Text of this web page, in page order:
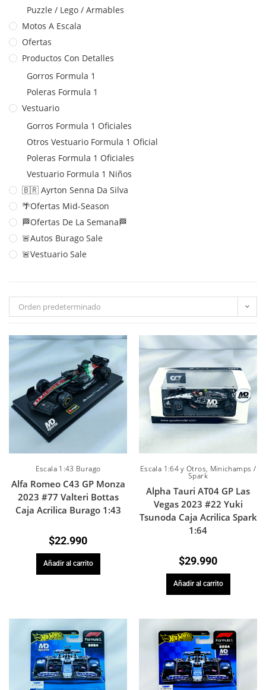
Puzzle / Lego / Armables
Motos A Escala
Ofertas
Productos Con Detalles
Gorros Formula 1
Poleras Formula 1
Vestuario
Gorros Formula 1 Oficiales
Otros Vestuario Formula 1 Oficial
Poleras Formula 1 Oficiales
Vestuario Formula 1 Niños
🇧🇷 Ayrton Senna Da Silva
🌴Ofertas Mid-Season
🏁Ofertas De La Semana🏁
🚨Autos Burago Sale
🚨Vestuario Sale
Orden predeterminado
Escala 1:43 Burago
Alfa Romeo C43 GP Monza
2023 #77 Valteri Bottas
Caja Acrilica Burago 1:43
$22.990
Añadir al carrito
Escala 1:64 y Otros, Minichamps /
Spark
Alpha Tauri AT04 GP Las
Vegas 2023 #22 Yuki
Tsunoda Caja Acrilica Spark
1:64
$29.990
Añadir al carrito